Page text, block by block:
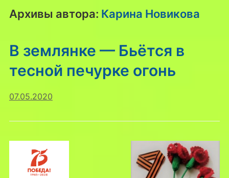
Архивы автора: Карина Новикова
В землянке — Бьётся в
тесной печурке огонь
07.05.2020